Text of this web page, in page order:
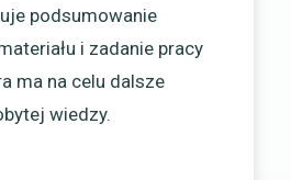
podsumowanie
i zadanie pracy
ma na celu dalsze
wiedzy.